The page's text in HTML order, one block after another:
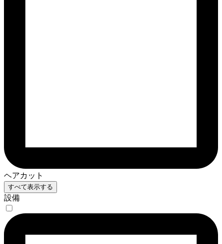
ヘアカット
すべて表示する
設備